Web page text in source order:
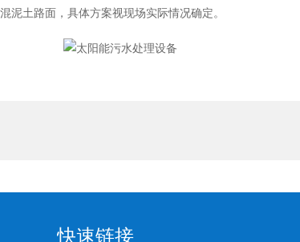
土路面，具体方案视现场实际情况确定。
快速链接